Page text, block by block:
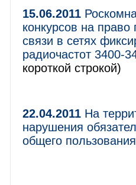
15.06.2011
конкурсов на право
связи в сетях
радиочастот 3400-
короткой строкой)
22.04.2011 На
нарушения
общего пользования